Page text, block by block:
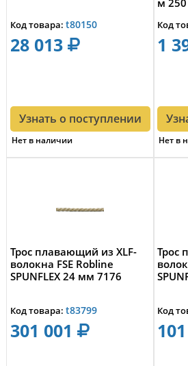
Код товара: t80150
28 013
Узнать о поступлении
Нет в наличии
Код
1
Нет в
Трос плавающий из XLF-
волокна FSE Robline
SPUNFLEX 24 мм 7176
Код товара: t83799
301 001
Трос
Код